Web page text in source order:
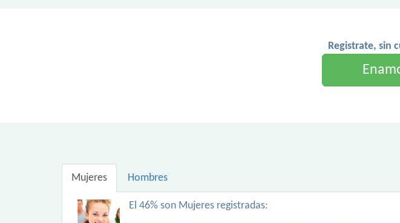
Registrate, sin
Mujeres Hombres
El 46% son Mujeres registradas: